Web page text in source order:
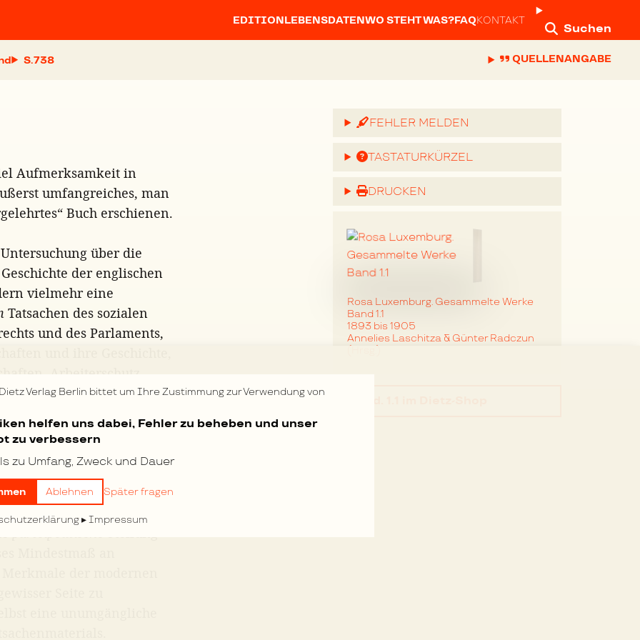
Verlag Berlin bittet um Ihre Zustimmung zur Verwendung von
helfen uns dabei, Fehler zu beheben und unser
zu verbessern
zu Umfang, Zweck und Dauer
Ablehnen Später fragen
Impressum
EDITIONLEBENSDATENWO STEHT WAS?FAQKONTAKT
Suchen
S. QUELLENANGABE
Aufmerksamkeit in
umfangreiches, man
Buch erschienen.
über die
der englischen
vielmehr eine
Tatsachen des sozialen
und des Parlaments,
Arbeiterschutz,
und
nach behandelt und
spielt gewöhnlich
Rolle, und nur die
und
der Arbeit maßgebend zu
parteipolitische Stellung
FEHLER MELDEN
TASTATURKÜRZEL
DRUCKEN
Rosa Luxemburg. Gesammelte Werke
Band 1.1
1893 bis 1905
Annelies Laschitza & Günter Radczun